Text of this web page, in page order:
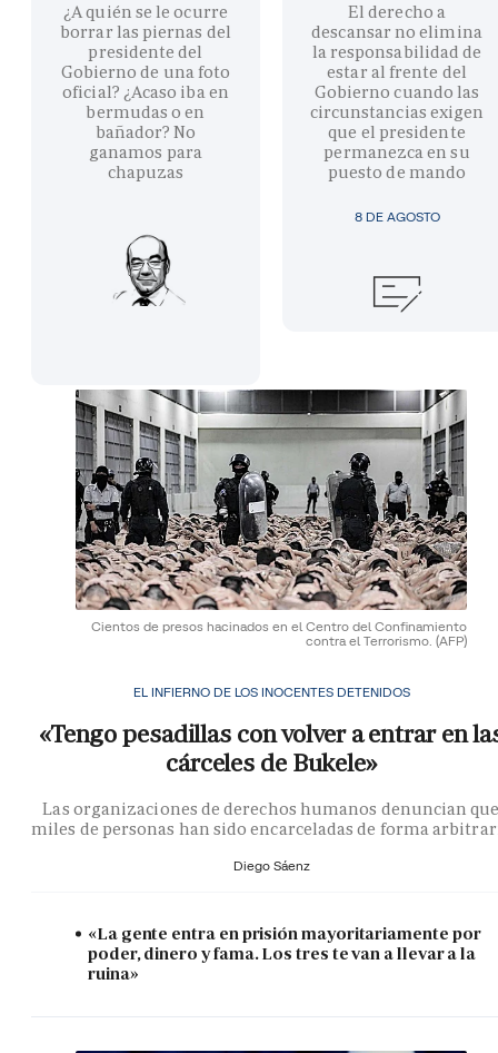
¿A quién se le ocurre
borrar las piernas del
presidente del
Gobierno de una foto
oficial? ¿Acaso iba en
bermudas o en
bañador? No
ganamos para
chapuzas
8 DE AGOSTO
El derecho a
descansar no elimina
la responsabilidad de
estar al frente del
Gobierno cuando las
circunstancias exigen
que el presidente
permanezca en su
puesto de mando
Cientos de presos hacinados en el Centro del Confinamiento
contra el Terrorismo. (AFP)
EL INFIERNO DE LOS INOCENTES DETENIDOS
«Tengo pesadillas con volver a entrar en
cárceles de Bukele»
Las organizaciones de derechos humanos denuncian
miles de personas han sido encarceladas de forma
Diego Sáenz
«La gente entra en prisión mayoritariamente por
poder, dinero y fama. Los tres te van a llevar a la
ruina»